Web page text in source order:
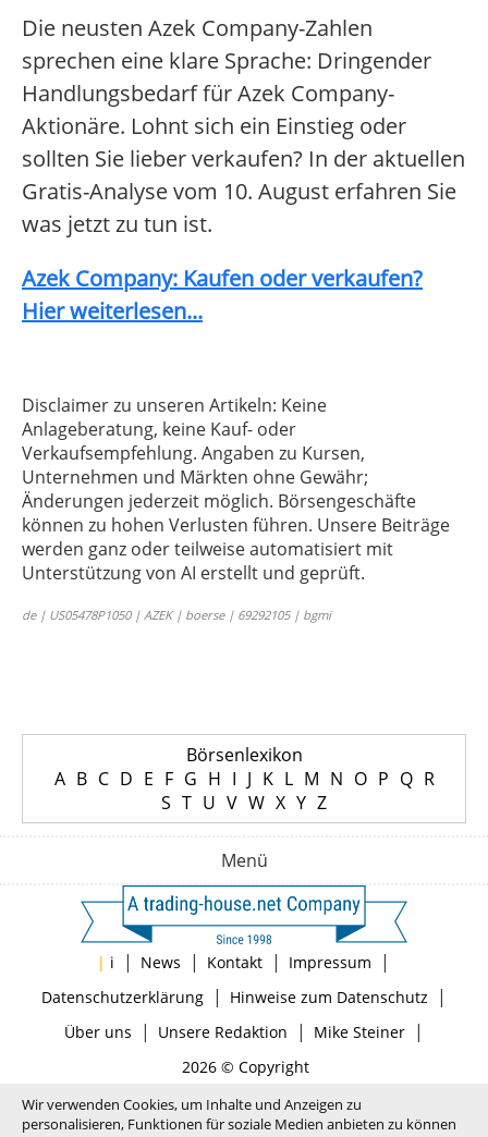
Die neusten Azek Company-Zahlen
sprechen eine klare Sprache: Dringender
Handlungsbedarf für Azek Company-
Aktionäre. Lohnt sich ein Einstieg oder
sollten Sie lieber verkaufen? In der aktuellen
Gratis-Analyse vom 10. August erfahren Sie
was jetzt zu tun ist.
Azek Company: Kaufen oder verkaufen?
Hier weiterlesen...
Disclaimer zu unseren Artikeln: Keine
Anlageberatung, keine Kauf- oder
Verkaufsempfehlung. Angaben zu Kursen,
Unternehmen und Märkten ohne Gewähr;
Änderungen jederzeit möglich. Börsengeschäfte
können zu hohen Verlusten führen. Unsere Beiträge
werden ganz oder teilweise automatisiert mit
Unterstützung von AI erstellt und geprüft.
de | US05478P1050 | AZEK | boerse | 69292105 | bgmi
Börsenlexikon
A B C D E F G H I J K L M N O P Q R
S T U V W X Y Z
Menü
| i | News | Kontakt | Impressum |
Datenschutzerklärung| Hinweise zum Datenschutz |
Über uns | Unsere Redaktion | Mike Steiner|
2026 © Copyright
Wir verwenden Cookies, um Inhalte und Anzeigen zu
personalisieren, Funktionen für soziale Medien anbieten zu können